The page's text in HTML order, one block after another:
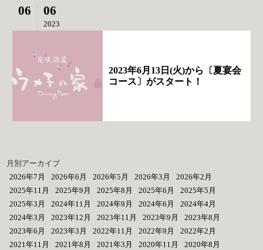
06 06
2023
2023年6月13日(火)から〔夏宴会
コース〕がスタート！
月別アーカイブ
2026年7月
2026年6月 2026年5月 2026年3月
2026年2月
2025年11月
2025年9月 2025年8月 2025年6月
2025年5月
2025年3月
2024年11月 2024年9月 2024年6月
2024年4月
2024年3月
2023年12月 2023年11月 2023年9月
2023年8月
2023年6月
2023年3月 2022年11月 2022年9月
2022年2月
2021年11月
2021年8月 2021年3月 2020年11月
2020年8月